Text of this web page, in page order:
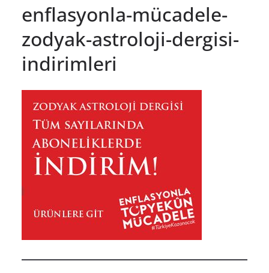
enflasyonla-mücadele-
zodyak-astroloji-dergisi-
indirimleri